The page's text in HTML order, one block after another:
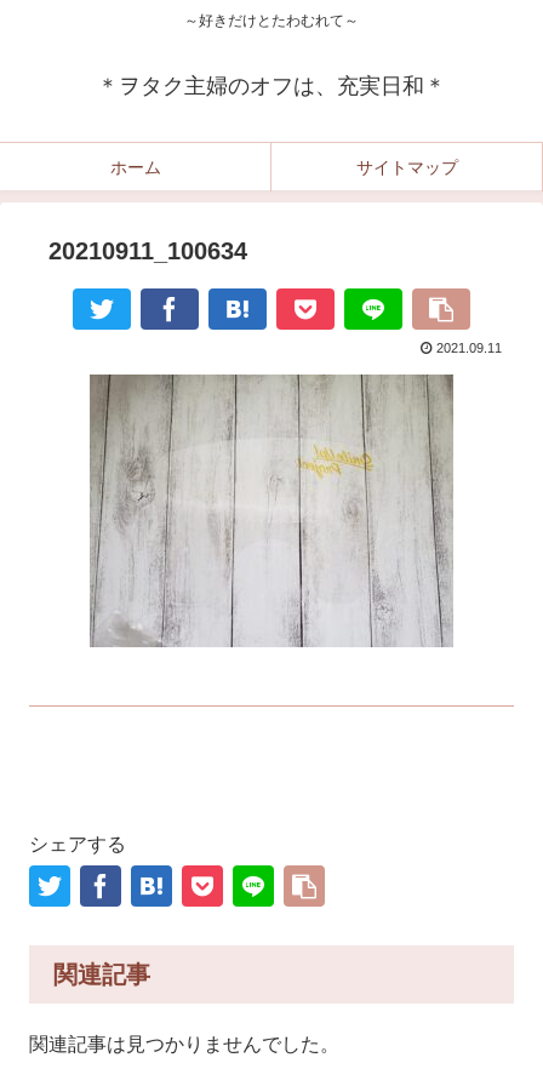
～好きだけとたわむれて～
＊ヲタク主婦のオフは、充実日和＊
ホーム サイトマップ
20210911_100634
2021.09.11
シェアする
関連記事
関連記事は見つかりませんでした。